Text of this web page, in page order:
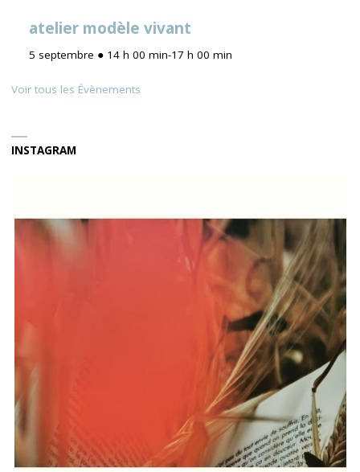
atelier modèle vivant
5 septembre ● 14 h 00 min-17 h 00 min
Voir tous les Évènements
INSTAGRAM